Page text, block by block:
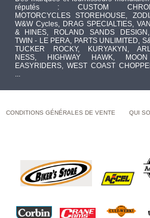
réputés : CUSTOM
MOTORCYCLES STOREHOUSE,
W&W Cycles, DRAG SPECIALTIES,
& HINES, ROLAND SANDS
TWIN - LE PERA, PARTS UNLIMITED,
TUCKER ROCKY, KURYAKYN,
NESS, HIGHWAY HAWK,
EASYRIDERS, WEST COAST
CONDITIONS GÉNÉRALES DE VENTE QUI